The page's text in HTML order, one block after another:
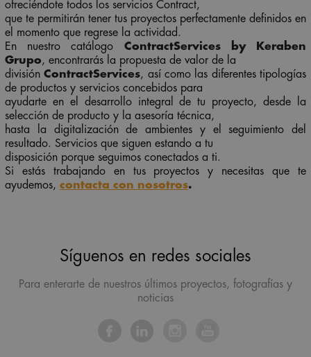
ofreciéndote todos los servicios Contract,
que te permitirán tener tus proyectos perfectamente definidos en
el momento que regrese la actividad.
En nuestro catálogo ContractServices by Keraben
Grupo, encontrarás la propuesta de valor de la
divisiónContractServices, así como las diferentes tipologías
de productos y servicios concebidos para
ayudarte en el desarrollo integral de tu proyecto, desde la
selección de producto y la asesoría técnica,
hasta la digitalización de ambientes y el seguimiento del
resultado. Servicios que siguen estando a tu
disposición porque seguimos conectados a ti.
Si estás trabajando en tus proyectos y necesitas que te
ayudemos, contacta con nosotros.
Síguenos en redes sociales
Para enterarte de nuestros últimos proyectos, fotografías y
noticias